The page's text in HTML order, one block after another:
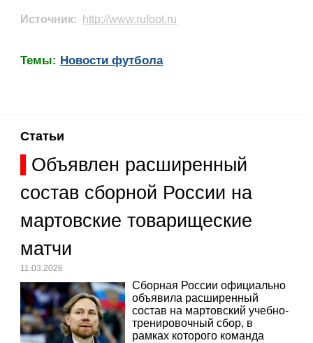
Источник: http://www.rufoot.ru
Темы: Новости футбола
Статьи
Объявлен расширенный
состав сборной России на
мартовские товарищеские
матчи
11.03.2026
Сборная России официально
объявила расширенный
состав на мартовский учебно-
тренировочный сбор, в
рамках которого команда